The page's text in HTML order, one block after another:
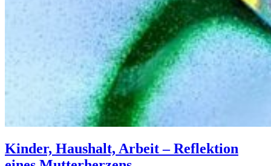
Kinder, Haushalt, Arbeit – Reflektion